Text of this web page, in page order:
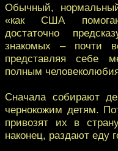
Обычный,
«как США
достаточно
знакомых – почти
представляя себе
полным
Сначала собирают
чернокожим детям.
привозят их в
наконец, раздают еду